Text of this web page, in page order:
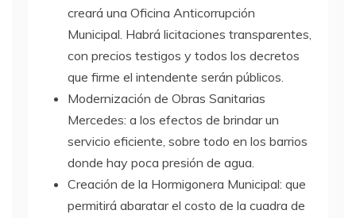
creará una Oficina Anticorrupción
Municipal. Habrá licitaciones transparentes,
con precios testigos y todos los decretos
que firme el intendente serán públicos.
Modernización de Obras Sanitarias
Mercedes: a los efectos de brindar un
servicio eficiente, sobre todo en los barrios
donde hay poca presión de agua.
Creación de la Hormigonera Municipal: que
permitirá abaratar el costo de la cuadra de